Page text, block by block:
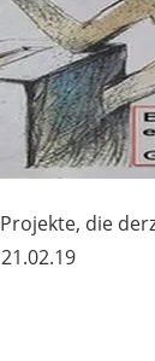
die